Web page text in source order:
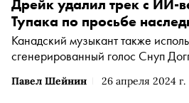
Павел Шейнин 26 апреля 2024 г.
Дрейк удалил трек с ИИ-
Тупака по просьбе
Канадский музыкант также
сгенерированный голос Снуп